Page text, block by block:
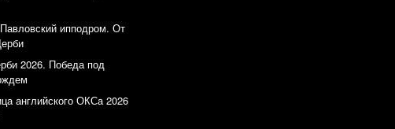
ипподром. От
2026. Победа под
английского ОКСа 2026